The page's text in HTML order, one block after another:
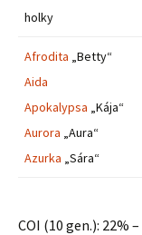
holky
Afrodita „Betty“
Aida
Apokalypsa „Kája“
Aurora „Aura“
Azurka „Sára“
COI (10 gen.): 22% –